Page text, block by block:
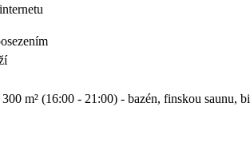
m² (16:00 - 21:00) - bazén, finskou saunu,